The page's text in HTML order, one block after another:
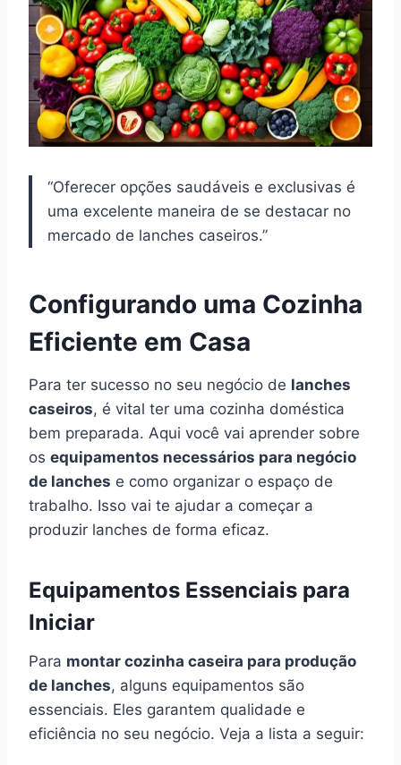
“Oferecer opções saudáveis e exclusivas é
uma excelente maneira de se destacar no
mercado de lanches caseiros.”
Configurando uma Cozinha
Eficiente em Casa
Para ter sucesso no seu negócio de lanches
caseiros, é vital ter uma cozinha doméstica
bem preparada. Aqui você vai aprender sobre
os equipamentos necessários para negócio
de lanches e como organizar o espaço de
trabalho. Isso vai te ajudar a começar a
produzir lanches de forma eficaz.
Equipamentos Essenciais para
Iniciar
Para montar cozinha caseira para produção
de lanches, alguns equipamentos são
essenciais. Eles garantem qualidade e
eficiência no seu negócio. Veja a lista a seguir: